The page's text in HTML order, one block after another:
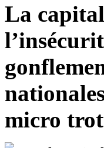
La
micro